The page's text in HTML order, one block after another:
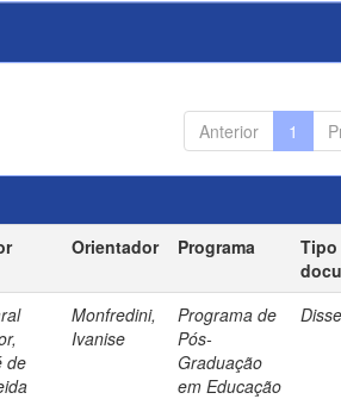
Anterior 1
Orientador Programa
Tipo
de
Monfredini,
Ivanise
Programa de
Pós-
Graduação
em Educação